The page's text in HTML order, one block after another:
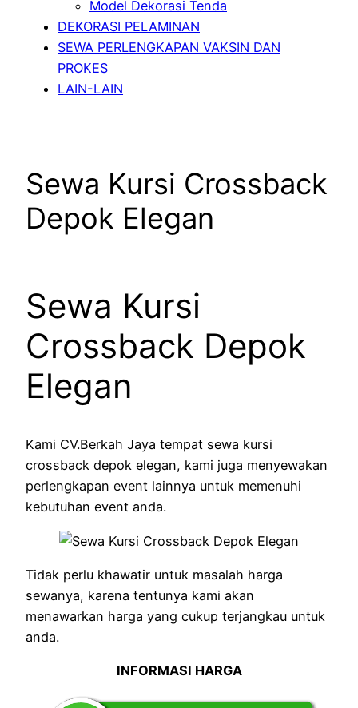
Model Dekorasi Tenda
DEKORASI PELAMINAN
SEWA PERLENGKAPAN VAKSIN DAN
PROKES
LAIN-LAIN
Sewa Kursi Crossback
Depok Elegan
Sewa Kursi
Crossback Depok
Elegan
Kami CV.Berkah Jaya tempat sewa kursi
crossback depok elegan, kami juga menyewakan
perlengkapan event lainnya untuk memenuhi
kebutuhan event anda.
Tidak perlu khawatir untuk masalah harga
sewanya, karena tentunya kami akan
menawarkan harga yang cukup terjangkau untuk
anda.
INFORMASI HARGA